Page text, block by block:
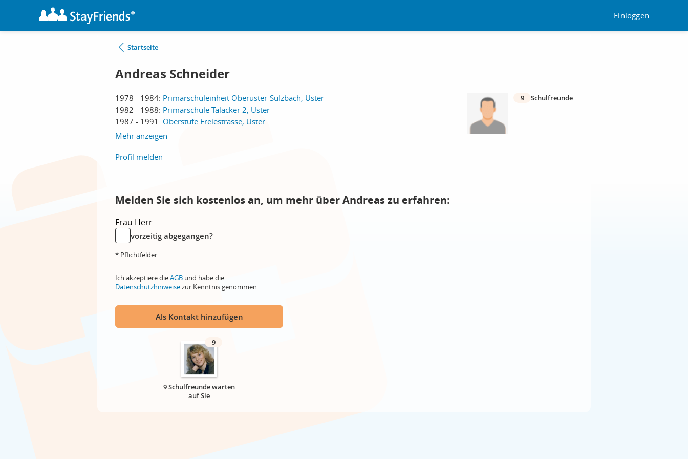
Einloggen
Startseite
Andreas Schneider
1978 - 1984: Primarschuleinheit Oberuster-Sulzbach, Uster
1982 - 1988: Primarschule Talacker 2, Uster
1987 - 1991: Oberstufe Freiestrasse, Uster
Mehr anzeigen
9 Schulfreunde
Profil melden
Melden Sie sich kostenlos an, um mehr über Andreas zu erfahren:
Frau Herr
vorzeitig abgegangen?
* Pflichtfelder
Ich akzeptiere dieAGB und habe die
Datenschutzhinweisezur Kenntnis genommen.
Als Kontakt hinzufügen
9
9 Schulfreunde warten
auf Sie